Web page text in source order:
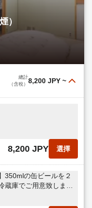
）
總計
（含稅） 8,200 JPY ~
8,200 JPY 選擇
350mlの缶ビールを２
蔵庫でご用意致しま